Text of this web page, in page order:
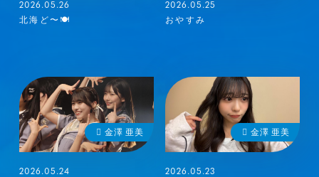
2026.05.26
北海ど〜🍽
2026.05.25
おやすみ
金澤 亜美
2026.05.24
金澤 亜美
2026.05.23